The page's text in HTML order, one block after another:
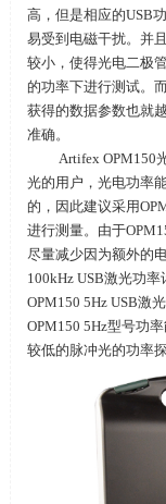
高，但是相应的USB
易受到电磁干扰。并
较小，使得光电二极
的功率下进行测试。
获得的数据参数也就
准确。
Artifex OPM150
光的用户，光电功率
的，因此建议采用
进行测量。由于
尽量减少因为额外的
100kHz USB激光功
OPM150 5Hz USB激
OPM150 5Hz型号功
较低的脉冲光的功率